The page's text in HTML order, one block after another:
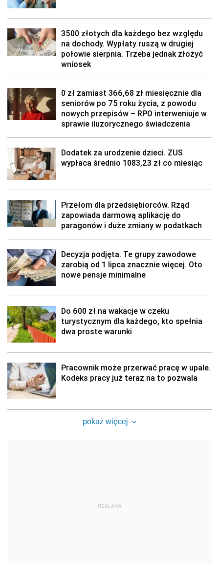
3500 złotych dla każdego bez względu
na dochody. Wypłaty ruszą w drugiej
połowie sierpnia. Trzeba jednak złożyć
wniosek
0 zł zamiast 366,68 zł miesięcznie dla
seniorów po 75 roku życia, z powodu
nowych przepisów – RPO interweniuje w
sprawie iluzorycznego świadczenia
Dodatek za urodzenie dzieci. ZUS
wypłaca średnio 1083,23 zł co miesiąc
Przełom dla przedsiębiorców. Rząd
zapowiada darmową aplikację do
paragonów i duże zmiany w podatkach
Decyzja podjęta. Te grupy zawodowe
zarobią od 1 lipca znacznie więcej. Oto
nowe pensje minimalne
Do 600 zł na wakacje w czeku
turystycznym dla każdego, kto spełnia
dwa proste warunki
Pracownik może przerwać pracę w upale.
Kodeks pracy już teraz na to pozwala
pokaż więcej
REKLAMA